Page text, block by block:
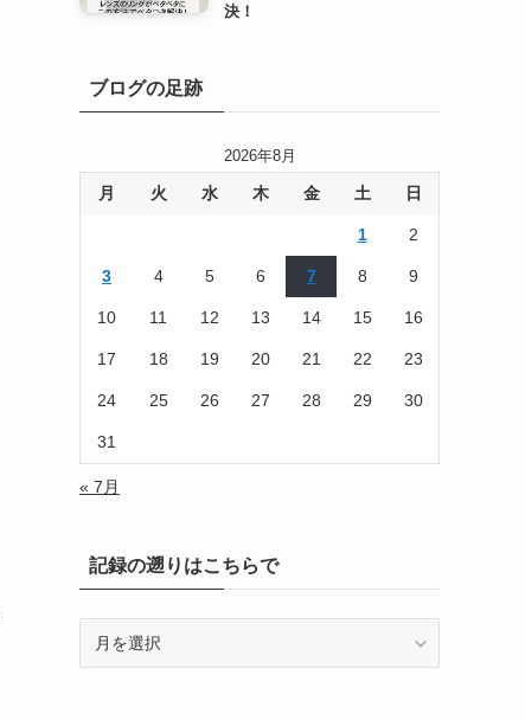
決！
ブログの足跡
2026年8月
月 火 水 木 金 土 日
1 2
3 4 5 6 7 8 9
10 11 12 13 14 15 16
17 18 19 20 21 22 23
24 25 26 27 28 29 30
31
« 7月
記録の遡りはこちらで